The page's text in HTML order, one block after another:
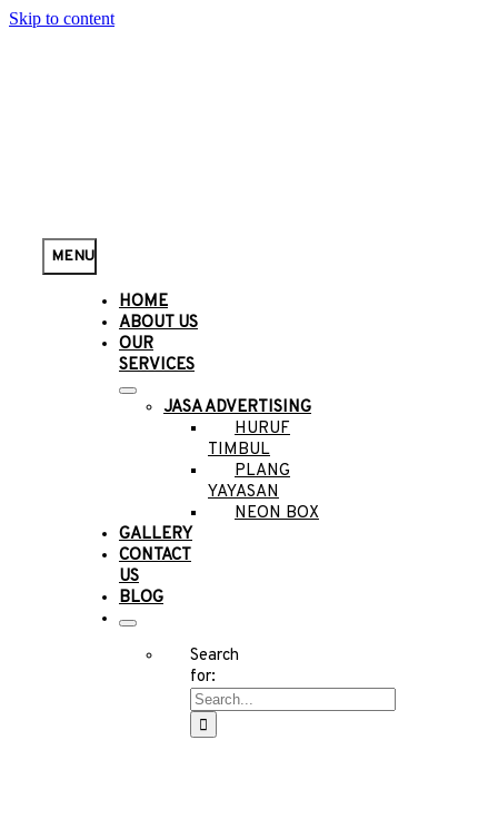
Skip to content
MENU
HOME
ABOUT US
OUR
SERVICES
JASA ADVERTISING
HURUF
TIMBUL
PLANG
YAYASAN
NEON BOX
GALLERY
CONTACT
US
BLOG
Search
for: